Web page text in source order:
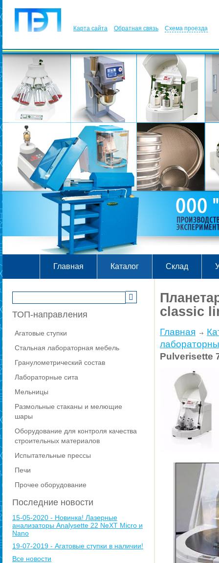
Карта сайта Обратная связь Схема проезда
Главная Каталог Склад
ТОП-направления
Агатовые ступки
Стальная лабораторная мебель
Гранулометрический состав
Лабораторные сита
Мельницы
Размольные стаканы и мелющие
шары
Оборудование для контроля качества
строительных материалов
Испытательные прессы
Печи
Прочее оборудование
Последние новости
15-05-2020 - Новинка! Лазерные
анализаторы Analysette 22 NeXT Micro и
Nano
19-07-2019 - Агатовые ступки в наличии!
Все новости
classic
Главная
Pulverisette